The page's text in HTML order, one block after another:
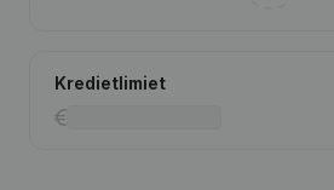
Kredietlimiet